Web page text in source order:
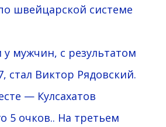
швейцарской системе
мужчин, с результатом
стал Виктор Рядовский.
— Кулсахатов
5 очков.. На третьем